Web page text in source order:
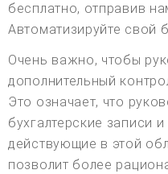
бесплатно, отправив
Автоматизируйте свой
Очень важно, чтобы
дополнительный
Это означает, что
бухгалтерские записи
действующие в этой
позволит более